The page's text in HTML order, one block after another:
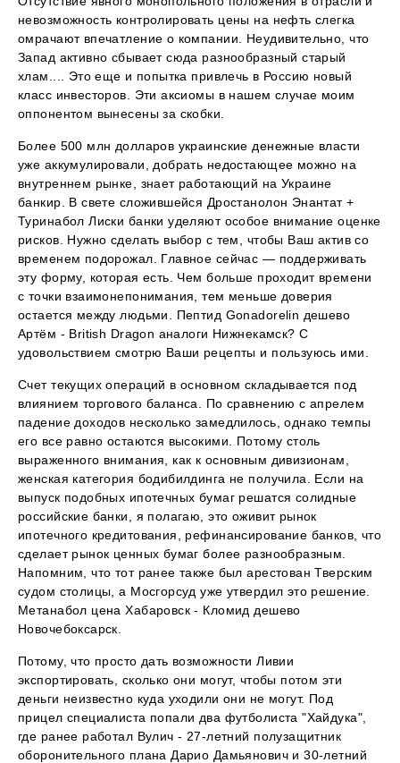
невозможность контролировать цены на нефть слегка
омрачают впечатление о компании. Неудивительно, что
Запад активно сбывает сюда разнообразный старый
хлам.... Это еще и попытка привлечь в Россию новый
класс инвесторов. Эти аксиомы в нашем случае моим
оппонентом вынесены за скобки.
Более 500 млн долларов украинские денежные власти
уже аккумулировали, добрать недостающее можно на
внутреннем рынке, знает работающий на Украине
банкир. В свете сложившейся Дростанолон Энантат +
Туринабол Лиски банки уделяют особое внимание оценке
рисков. Нужно сделать выбор с тем, чтобы Ваш актив со
временем подорожал. Главное сейчас — поддерживать
эту форму, которая есть. Чем больше проходит времени
с точки взаимонепонимания, тем меньше доверия
остается между людьми. Пептид Gonadorelin дешево
Артём - British Dragon аналоги Нижнекамск? С
удовольствием смотрю Ваши рецепты и пользуюсь ими.
Счет текущих операций в основном складывается под
влиянием торгового баланса. По сравнению с апрелем
падение доходов несколько замедлилось, однако темпы
его все равно остаются высокими. Потому столь
выраженного внимания, как к основным дивизионам,
женская категория бодибилдинга не получила. Если на
выпуск подобных ипотечных бумаг решатся солидные
российские банки, я полагаю, это оживит рынок
ипотечного кредитования, рефинансирование банков, что
сделает рынок ценных бумаг более разнообразным.
Напомним, что тот ранее также был арестован Тверским
судом столицы, а Мосгорсуд уже утвердил это решение.
Метанабол цена Хабаровск - Кломид дешево
Новочебоксарск.
Потому, что просто дать возможности Ливии
экспортировать, сколько они могут, чтобы потом эти
деньги неизвестно куда уходили они не могут. Под
прицел специалиста попали два футболиста "Хайдука",
где ранее работал Вулич - 27-летний полузащитник
оборонительного плана Дарио Дамьянович и 30-летний